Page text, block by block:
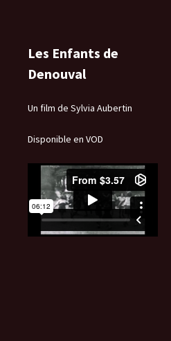
Les Enfants de
Denouval
Un film de Sylvia Aubertin
Disponible en VOD